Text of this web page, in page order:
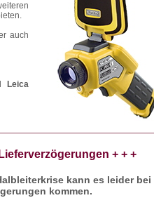
auch
Leica
+ + +
kann es leider
kommen.